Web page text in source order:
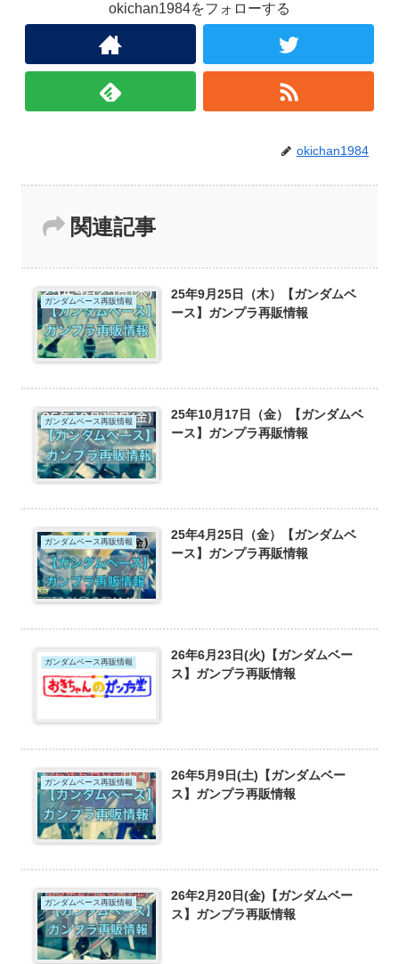
okichan1984をフォローする
okichan1984
関連記事
ガンダムベース再販情報
25年9月25日（木）【ガンダムベ
ース】ガンプラ再販情報
ガンダムベース再販情報
25年10月17日（金）【ガンダムベ
ース】ガンプラ再販情報
ガンダムベース再販情報
25年4月25日（金）【ガンダムベ
ース】ガンプラ再販情報
ガンダムベース再販情報
26年6月23日(火)【ガンダムベー
ス】ガンプラ再販情報
ガンダムベース再販情報
26年5月9日(土)【ガンダムベー
ス】ガンプラ再販情報
ガンダムベース再販情報
26年2月20日(金)【ガンダムベー
ス】ガンプラ再販情報